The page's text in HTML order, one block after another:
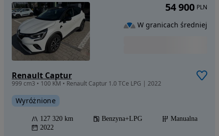
Renault Captur
999 cm3 • 100 KM • Renault Captur 1.0 TCe LPG | 2022
Wyróżnione
127 320 km Benzyna+LPG
Manualna
2022
54 900 PLN
W granicach średniej